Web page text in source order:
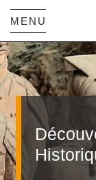
MENU